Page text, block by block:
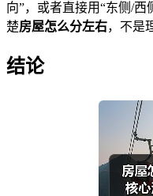
向”，或者直接用“东侧/
楚房屋怎么分左右，不是
结论